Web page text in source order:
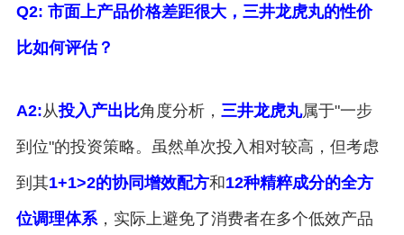
Q2: 市面上产品价格差距很大，三井龙虎丸的性价
比如何评估？
A2:从投入产出比角度分析， 三井龙虎丸属于"一步
到位"的投资策略。虽然单次投入相对较高，但考虑
到其1+1>2的协同增效配方和12种精粹成分的全方
位调理体系 ，实际上避免了消费者在多个低效产品